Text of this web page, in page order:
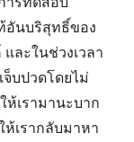
อันบริสุทธิ์ของ
ละในช่วงเวลา
บปวดโดยไม่
ห้เรามานะบาก
เรากลับมาหา